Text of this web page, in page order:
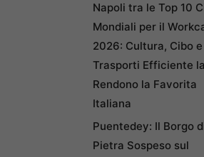
Napoli tra le Top 10
Mondiali per il
2026: Cultura, Cibo e
Trasporti Efficiente la
Rendono la Favorita
Italiana
Puentedey: Il Borgo
Pietra Sospeso sul